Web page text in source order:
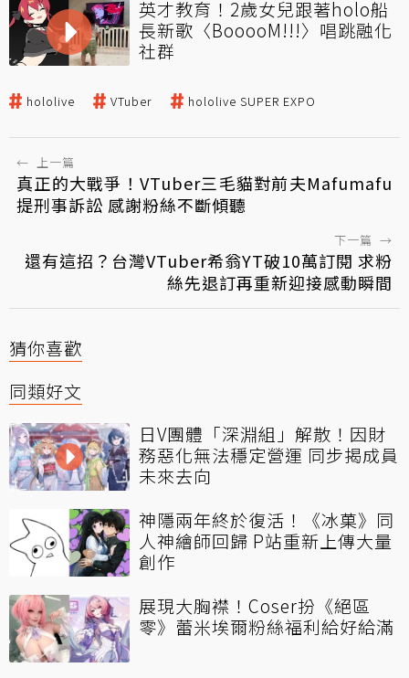
英才教育！2歲女兒跟著holo船
長新歌〈BooooM!!!〉唱跳融化
社群
hololive VTuber hololive SUPER EXPO
← 上一篇
真正的大戰爭！VTuber三毛貓對前夫Mafumafu
提刑事訴訟 感謝粉絲不斷傾聽
下一篇 →
還有這招？台灣VTuber希翁YT破10萬訂閱 求粉
絲先退訂再重新迎接感動瞬間
猜你喜歡
同類好文
日V團體「深淵組」解散！因財
務惡化無法穩定營運 同步揭成員
未來去向
神隱兩年終於復活！《冰菓》同
人神繪師回歸 P站重新上傳大量
創作
展現大胸襟！Coser扮《絕區
零》蕾米埃爾粉絲福利給好給滿